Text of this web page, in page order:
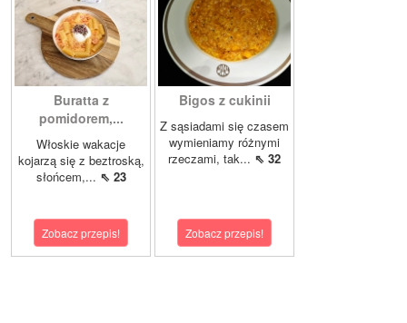
Buratta z
pomidorem,...
Włoskie wakacje
kojarzą się z beztroską,
słońcem,... ⇖ 23
Zobacz przepis!
Bigos z cukinii
Z sąsiadami się czasem
wymieniamy różnymi
rzeczami, tak... ⇖ 32
Zobacz przepis!